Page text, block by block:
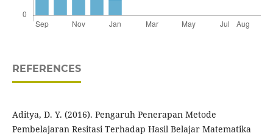
REFERENCES
Aditya, D. Y. (2016). Pengaruh Penerapan Metode
Pembelajaran Resitasi Terhadap Hasil Belajar Matematika